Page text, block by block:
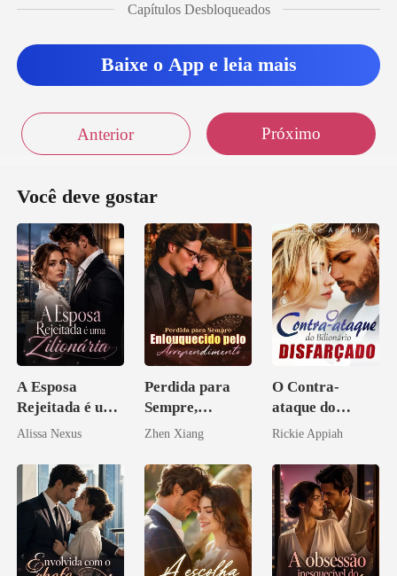
antei às pressas, fui até à mala,
repousei sobre a cama o que havia na me
Capítulos Desbloqueados
Baixe o App e leia mais
Anterior Próximo
Você deve gostar
A Esposa
Rejeitada é uma
Zilionária
Alissa Nexus
Perdida para
Sempre,
Enlouquecido
Arrependiment
o
Zhen Xiang
O Contra-
ataque do
Bilionário
Rickie Appiah